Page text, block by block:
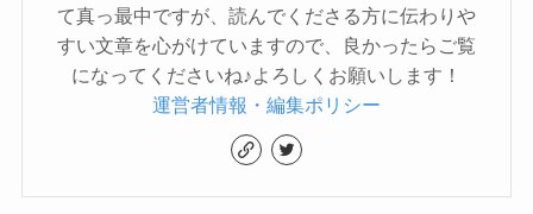
て真っ最中ですが、読んでくださる方に伝わりや
すい文章を心がけていますので、良かったらご覧
になってくださいね♪よろしくお願いします！
運営者情報・編集ポリシー